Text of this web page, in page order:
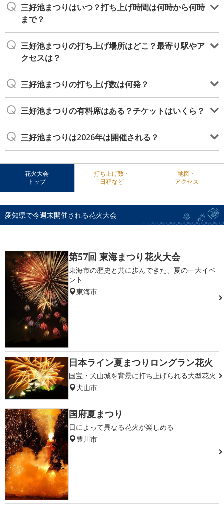
三好池まつりはいつ？打ち上げ時間は何時から何時
まで？
三好池まつりの打ち上げ場所はどこ？最寄り駅やア
クセスは？
三好池まつりの打ち上げ数は何発？
三好池まつりの有料席はある？チケットはいくら？
三好池まつりは2026年は開催される？
花火大会
トップ
打ち上げ数・
日程など
地図・
アクセス
愛知県で今週末開催される花火大会
第57回 東海まつり花火大会
東海市の歴史と共に歩んできた、夏の一大イベ
ント
東海市
日本ライン夏まつりロングラン花火
国宝・犬山城を背景に打ち上げられる大型花火
犬山市
国府夏まつり
日によって異なる花火が楽しめる
豊川市